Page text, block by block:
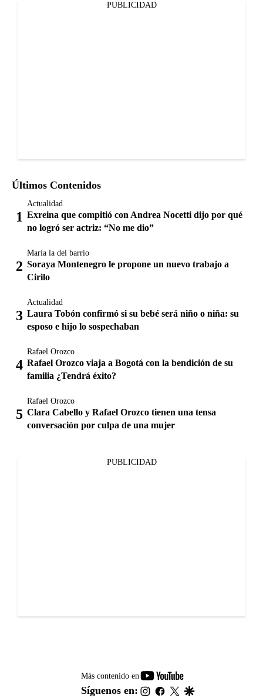
PUBLICIDAD
Últimos Contenidos
Actualidad
Exreina que compitió con Andrea Nocetti dijo por qué
no logró ser actriz: “No me dio”
María la del barrio
Soraya Montenegro le propone un nuevo trabajo a
Cirilo
Actualidad
Laura Tobón confirmó si su bebé será niño o niña: su
esposo e hijo lo sospechaban
Rafael Orozco
Rafael Orozco viaja a Bogotá con la bendición de su
familia ¿Tendrá éxito?
Rafael Orozco
Clara Cabello y Rafael Orozco tienen una tensa
conversación por culpa de una mujer
PUBLICIDAD
Más contenido en
youtube-
footer
Síguenos en: instagram
facebook
twitter